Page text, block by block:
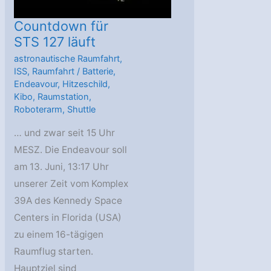
Countdown für
STS 127 läuft
astronautische Raumfahrt,
ISS, Raumfahrt / Batterie,
Endeavour, Hitzeschild,
Kibo, Raumstation,
Roboterarm, Shuttle
… und zwar seit 15 Uhr
MESZ. Die Endeavour soll
am 13. Juni, 13:17 Uhr
unserer Zeit vom Komplex
39A des Kennedy Space
Centers in Florida (USA)
zu einem 16-tägigen
Raumflug starten.
Hauptziel sind